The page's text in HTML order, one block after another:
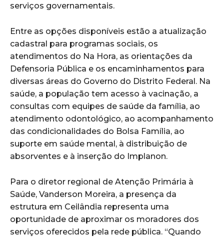
serviços governamentais.
Entre as opções disponíveis estão a atualização
cadastral para programas sociais, os
atendimentos do Na Hora, as orientações da
Defensoria Pública e os encaminhamentos para
diversas áreas do Governo do Distrito Federal. Na
saúde, a população tem acesso à vacinação, a
consultas com equipes de saúde da família, ao
atendimento odontológico, ao acompanhamento
das condicionalidades do Bolsa Família, ao
suporte em saúde mental, à distribuição de
absorventes e à inserção do Implanon.
Para o diretor regional de Atenção Primária à
Saúde, Vanderson Moreira, a presença da
estrutura em Ceilândia representa uma
oportunidade de aproximar os moradores dos
serviços oferecidos pela rede pública. “Quando